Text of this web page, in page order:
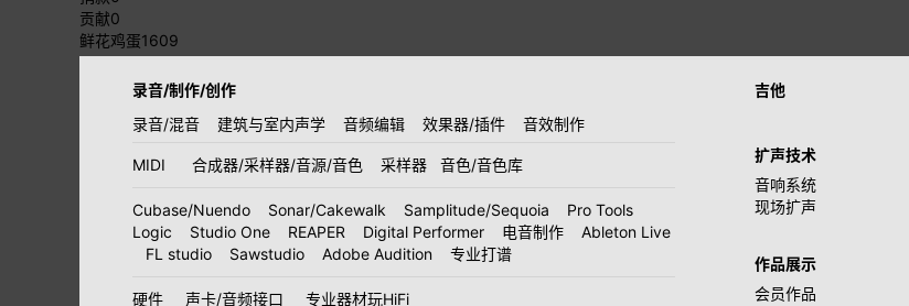
贡献0
鲜花鸡蛋1609
录音/制作/创作
录音/混音
建筑与室内声学 音频编辑 效果器/插件 音效制作
MIDI 合成器/采样器/音源/音色 采样器 音色/音色库
Cubase/Nuendo Sonar/Cakewalk Samplitude/Sequoia
Pro Tools
Logic
Studio One REAPER Digital Performer 电音制作
Ableton Live
FL studio
Sawstudio Adobe Audition 专业打谱
硬件 声卡/音频接口 专业器材玩HiFi
吉他
扩声技术
音响系统
现场扩声
作品展示
会员作品